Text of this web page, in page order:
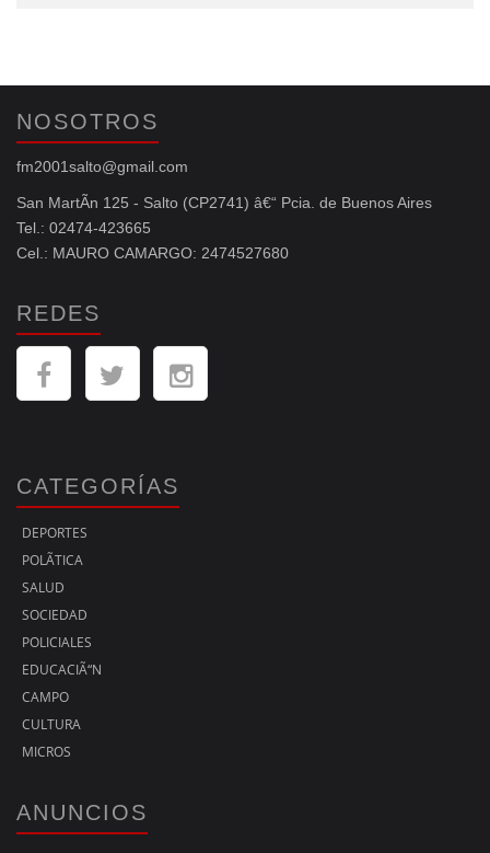
NOSOTROS
fm2001salto@gmail.com
San MartÃ­n 125 - Salto (CP2741) â€“ Pcia. de Buenos Aires
Tel.: 02474-423665
Cel.: MAURO CAMARGO: 2474527680
REDES
CATEGORÍAS
DEPORTES
POLÃ­TICA
SALUD
SOCIEDAD
POLICIALES
EDUCACIÃ“N
CAMPO
CULTURA
MICROS
ANUNCIOS